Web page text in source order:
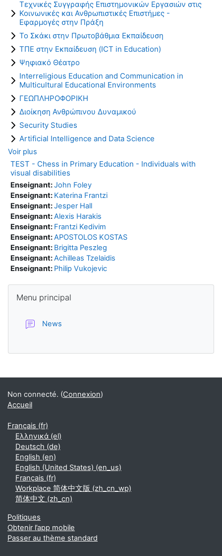
Τεχνικές Συγγραφής Επιστημονικών Εργασιών στις
Κοινωνικές και Ανθρωπιστικές Επιστήμες -
Εφαρμογές στην Πράξη
Το Σκάκι στην Πρωτοβάθμια Εκπαίδευση
ΤΠΕ στην Εκπαίδευση (ICT in Education)
Ψηφιακό Θέατρο
Interreligious Education and Communication in
Multicultural Educational Environments
ΓΕΩΠΛΗΡΟΦΟΡΙΚΗ
Διοίκηση Ανθρώπινου Δυναμικού
Security Studies
Artificial Intelligence and Data Science
Voir plus
TEST - Chess in Primary Education - Individuals with
visual disabilities
Enseignant:John Foley
Enseignant: Katerina Frantzi
Enseignant:Jesper Hall
Enseignant:Alexis Harakis
Enseignant: Frantzi Kedivim
Enseignant:APOSTOLOS KOSTAS
Enseignant: Brigitta Peszleg
Enseignant:Achilleas Tzelaidis
Enseignant: Philip Vukojevic
Blocs
Menu principal
News
Blocs supplémentaires
Non connecté. (Connexion)
Accueil
Français ‎(fr)‎
Ελληνικά ‎(el)‎
Deutsch ‎(de)‎
English ‎(en)‎
English (United States) ‎(en_us)‎
Français ‎(fr)‎
Workplace 简体中文版 ‎(zh_cn_wp)‎
简体中文 ‎(zh_cn)‎
Politiques
Obtenir l’app mobile
Passer au thème standard